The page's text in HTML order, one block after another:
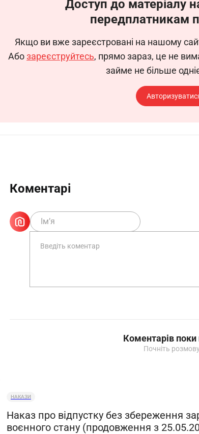
___________
Доступ до матеріалу
передплатникам
Якщо ви вже зареєстровані на нашому
Абозареєструйтесь, прямо зараз, це не
займе не більше
Коментарі
Коментарів
Почніть
НАКАЗИ
Наказ про відпустку без збереження
воєнного стану (продовження з